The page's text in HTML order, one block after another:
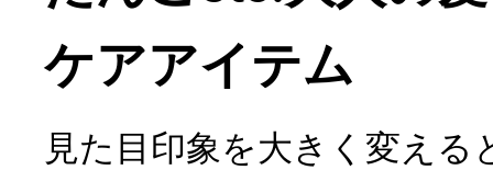
ケアアイテム
見た目印象を大きく変える